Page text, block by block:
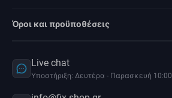
Όροι και προϋποθέσεις
Live chat
Υποστήριξη: Δευτέρα - Παρασκευή 10:00